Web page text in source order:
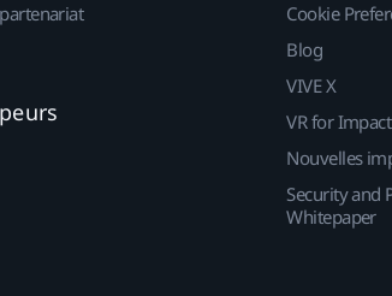
Cookie
Blog
VIVE X
VR for Impact
Nouvelles
Security and
Whitepaper